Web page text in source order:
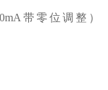
带零位调整）